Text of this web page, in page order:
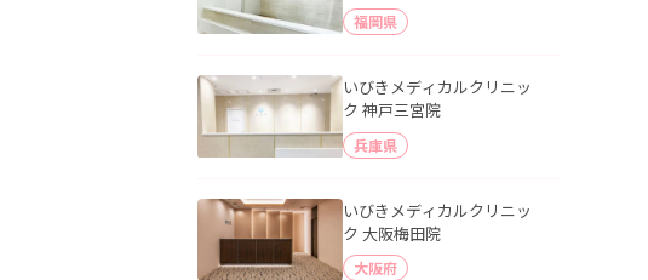
福岡県
いびきメディカルクリニッ
ク 神戸三宮院
兵庫県
いびきメディカルクリニッ
ク 大阪梅田院
大阪府